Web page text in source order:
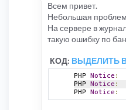
Всем привет.
Небольшая
На сервере в
такую ошибку по
КОД: ВЫДЕЛИТЬ
PHP Notice :
PHP Notice :
PHP Notice :